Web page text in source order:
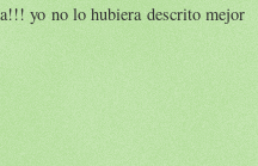
yo no lo hubiera descrito mejor